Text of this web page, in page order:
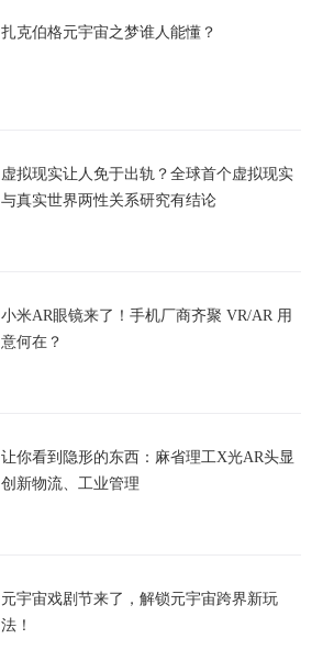
扎克伯格元宇宙之梦谁人能懂？
虚拟现实让人免于出轨？全球首个虚拟现实
与真实世界两性关系研究有结论
小米AR眼镜来了！手机厂商齐聚 VR/AR 用
意何在？
让你看到隐形的东西：麻省理工X光AR头显
创新物流、工业管理
元宇宙戏剧节来了，解锁元宇宙跨界新玩
法！